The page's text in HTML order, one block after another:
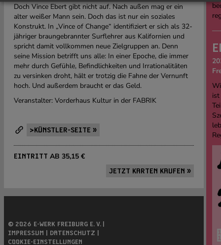
Doch Vince Ebert gibt nicht auf. Nach außen mag er ein
alter weißer Mann sein. Doch das ist nur ein soziales
Konstrukt. In „Vince of Change“ identifiziert er sich als 32-
jähriger braungebrannter Surflehrer aus Kalifornien und
spricht damit vollkommen neue Zielgruppen an. Denn
seine Mission betrifft uns alle: In einer Epoche, die immer
mehr durch Gefühle, Befindlichkeiten und Irrationalitäten
zu versinken droht, hält er trotzig die Fahne der Vernunft
hoch. Und außerdem braucht er das Geld.
Veranstalter: Vorderhaus Kultur in der FABRIK
>KÜNSTLER-SEITE »
EINTRITT AB 35,15 €
JETZT KARTEN KAUFEN »
© 2026 E-WERK FREIBURG E. V. |
IMPRESSUM |
DATENSCHUTZ |
COOKIE-EINSTELLUNGEN